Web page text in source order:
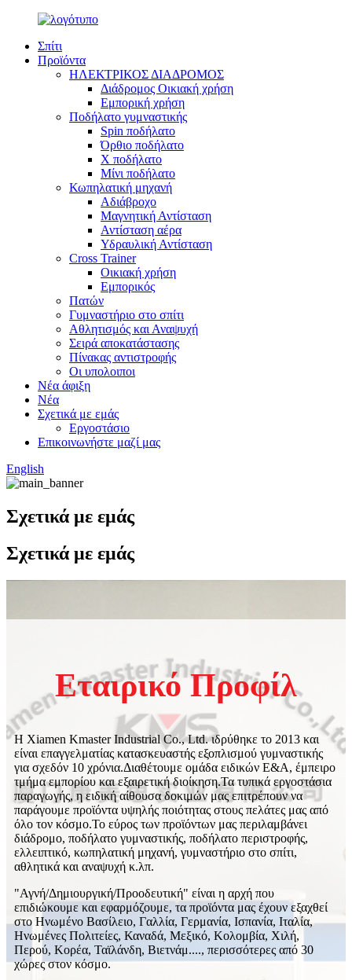
Σπίτι
Προϊόντα
ΗΛΕΚΤΡΙΚΟΣ ΔΙΑΔΡΟΜΟΣ
Διάδρομος Οικιακή χρήση
Εμπορική χρήση
Ποδήλατο γυμναστικής
Spin ποδήλατο
Όρθιο ποδήλατο
Χ ποδήλατο
Μίνι ποδήλατο
Κωπηλατική μηχανή
Αδιάβροχο
Μαγνητική Αντίσταση
Αντίσταση αέρα
Υδραυλική Αντίσταση
Cross Trainer
Οικιακή χρήση
Εμπορικός
Πατών
Γυμναστήριο στο σπίτι
Αθλητισμός και Αναψυχή
Σειρά αποκατάστασης
Πίνακας αντιστροφής
Οι υπολοιποι
Νέα άφιξη
Νέα
Σχετικά με εμάς
Εργοστάσιο
Επικοινωνήστε μαζί μας
English
Σχετικά με εμάς
Σχετικά με εμάς
Εταιρικό Προφίλ
Η Xiamen Kmaster Industrial Co., Ltd. ιδρύθηκε το 2013 και
είναι επαγγελματίας κατασκευαστής εξοπλισμού γυμναστικής
για σχεδόν 10 χρόνια.Διαθέτουμε ομάδα ειδικών Ε&Α, έμπειρο
τμήμα εμπορίου και εξαιρετική διοίκηση.Τα τυπικά εργοστάσια
παραγωγής, η ειδική αίθουσα δοκιμών μας επιτρέπουν να
παράγουμε προϊόντα υψηλής ποιότητας στους πελάτες μας από
όλο τον κόσμο.Το εύρος των προϊόντων μας περιλαμβάνει
διάδρομο, ποδήλατο γυμναστικής, ποδήλατο περιστροφής,
ελλειπτικό, κωπηλατική μηχανή, γυμναστήριο στο σπίτι,
αθλητικά και αναψυχή κ.λπ.
"Αγνή/Δημιουργική/Προοδευτική" είναι η αρχή που
επιδιώκουμε και εφαρμόζουμε, τα προϊόντα μας έχουν εξαχθεί
στο Ηνωμένο Βασίλειο, Γαλλία, Γερμανία, Ισπανία, Ιταλία,
Ηνωμένες Πολιτείες, Καναδά, Μεξικό, Κολομβία, Χιλή,
Περού, Κορέα, Ταϊλάνδη, Βιετνάμ...., περισσότερες από 30
χώρες στον κόσμο.